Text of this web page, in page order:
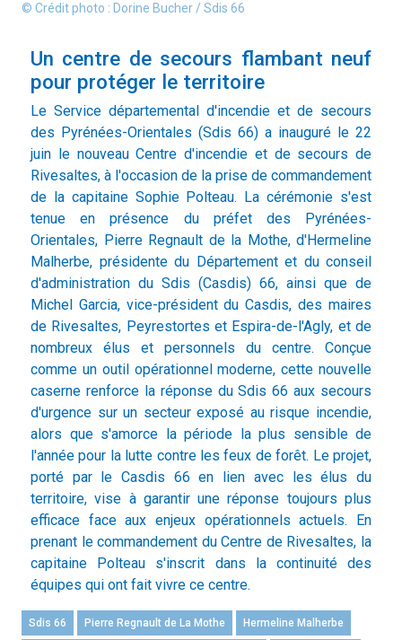
© Crédit photo : Dorine Bucher / Sdis 66
Un centre de secours flambant neuf
pour protéger le territoire
Le Service départemental d'incendie et de secours
des Pyrénées-Orientales (Sdis 66) a inauguré le 22
juin le nouveau Centre d'incendie et de secours de
Rivesaltes, à l'occasion de la prise de commandement
de la capitaine Sophie Polteau. La cérémonie s'est
tenue en présence du préfet des Pyrénées-
Orientales, Pierre Regnault de la Mothe, d'Hermeline
Malherbe, présidente du Département et du conseil
d'administration du Sdis (Casdis) 66, ainsi que de
Michel Garcia, vice-président du Casdis, des maires
de Rivesaltes, Peyrestortes et Espira-de-l'Agly, et de
nombreux élus et personnels du centre. Conçue
comme un outil opérationnel moderne, cette nouvelle
caserne renforce la réponse du Sdis 66 aux secours
d'urgence sur un secteur exposé au risque incendie,
alors que s'amorce la période la plus sensible de
l'année pour la lutte contre les feux de forêt. Le projet,
porté par le Casdis 66 en lien avec les élus du
territoire, vise à garantir une réponse toujours plus
efficace face aux enjeux opérationnels actuels. En
prenant le commandement du Centre de Rivesaltes, la
capitaine Polteau s'inscrit dans la continuité des
équipes qui ont fait vivre ce centre.
Sdis 66 Pierre Regnault de La Mothe Hermeline Malherbe